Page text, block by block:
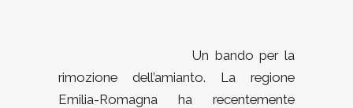
Un bando per la
rimozione dell’amianto. La regione
Emilia-Romagna ha recentemente